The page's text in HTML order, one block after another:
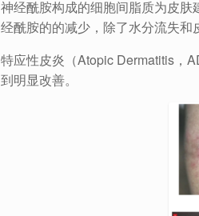
神经酰胺构成的细胞间脂质为皮
经酰胺的的减少，除了水分流失和
特应性皮炎（Atopic Dermatitis，
到明显改善。